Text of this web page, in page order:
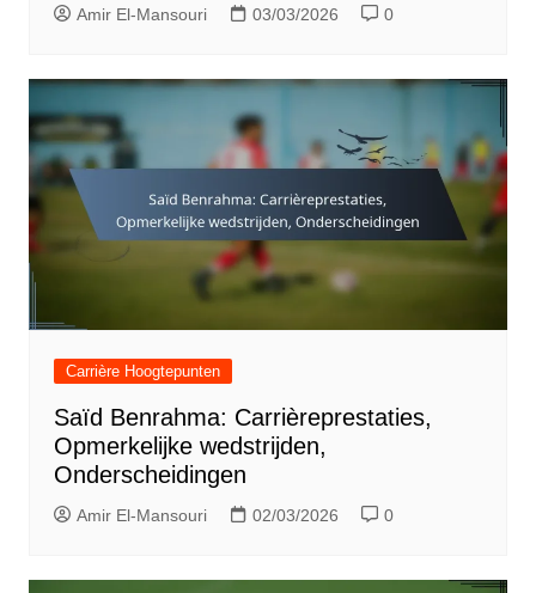
Amir El-Mansouri 03/03/2026 0
Carrière Hoogtepunten
Saïd Benrahma: Carrièreprestaties,
Opmerkelijke wedstrijden,
Onderscheidingen
Amir El-Mansouri 02/03/2026 0